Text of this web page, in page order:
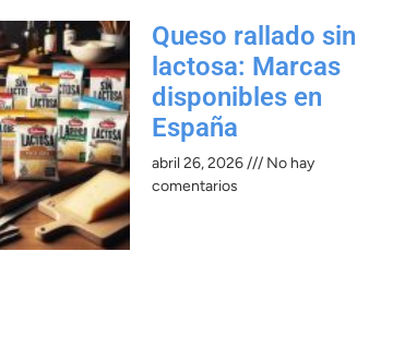
Queso rallado sin
lactosa: Marcas
disponibles en
España
abril 26, 2026
No hay
comentarios